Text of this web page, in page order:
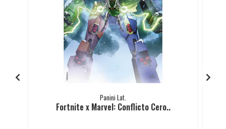
Panini Lat.
Fortnite x Marvel: Conflicto Cero..